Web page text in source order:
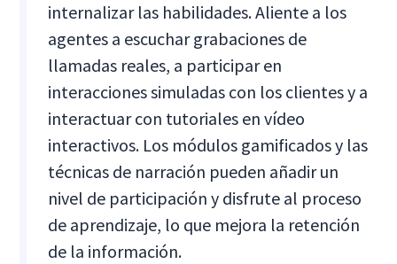
internalizar las habilidades. Aliente a los
agentes a escuchar grabaciones de
llamadas reales, a participar en
interacciones simuladas con los clientes y a
interactuar con tutoriales en vídeo
interactivos. Los módulos gamificados y las
técnicas de narración pueden añadir un
nivel de participación y disfrute al proceso
de aprendizaje, lo que mejora la retención
de la información.